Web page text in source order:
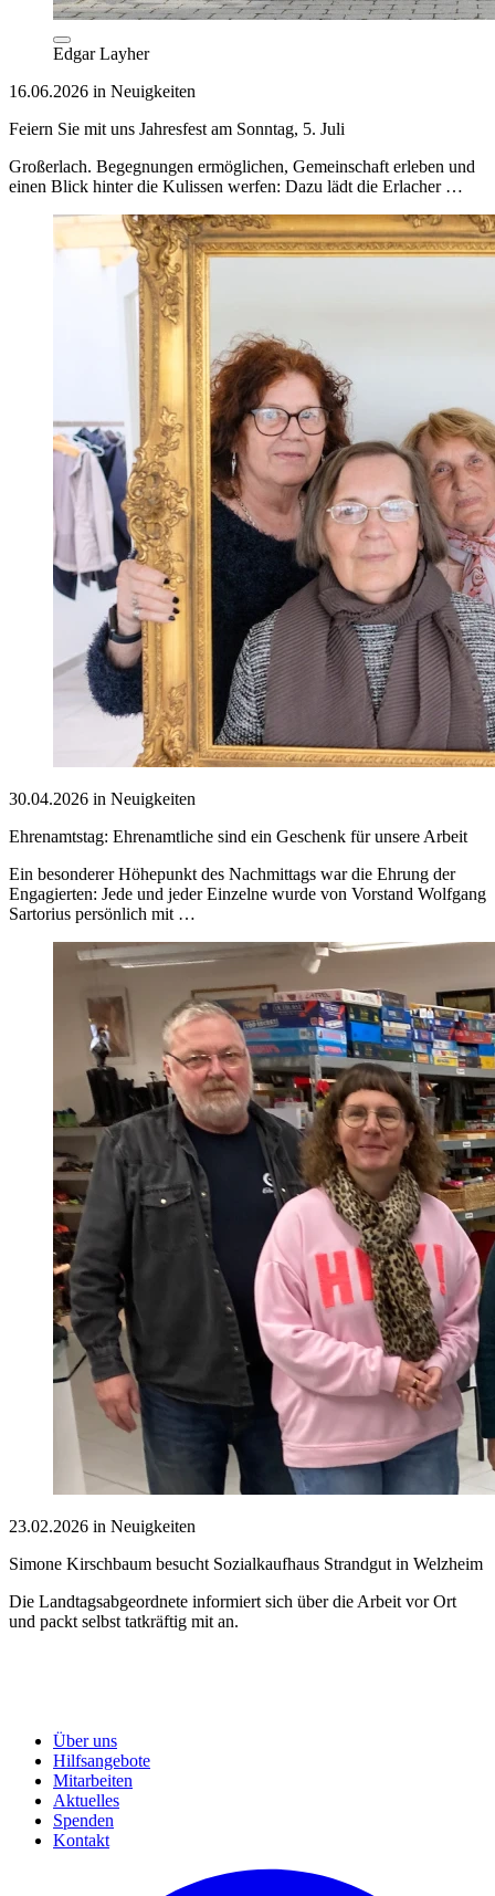
Edgar Layher
16.06.2026 in Neuigkeiten
Feiern Sie mit uns Jahresfest am Sonntag, 5. Juli
Großerlach. Begegnungen ermöglichen, Gemeinschaft erleben und
einen Blick hinter die Kulissen werfen: Dazu lädt die Erlacher …
30.04.2026 in Neuigkeiten
Ehrenamtstag: Ehrenamtliche sind ein Geschenk für unsere Arbeit
Ein besonderer Höhepunkt des Nachmittags war die Ehrung der
Engagierten: Jede und jeder Einzelne wurde von Vorstand Wolfgang
Sartorius persönlich mit …
23.02.2026 in Neuigkeiten
Simone Kirschbaum besucht Sozialkaufhaus Strandgut in Welzheim
Die Landtagsabgeordnete informiert sich über die Arbeit vor Ort
und packt selbst tatkräftig mit an.
Über uns
Hilfsangebote
Mitarbeiten
Aktuelles
Spenden
Kontakt